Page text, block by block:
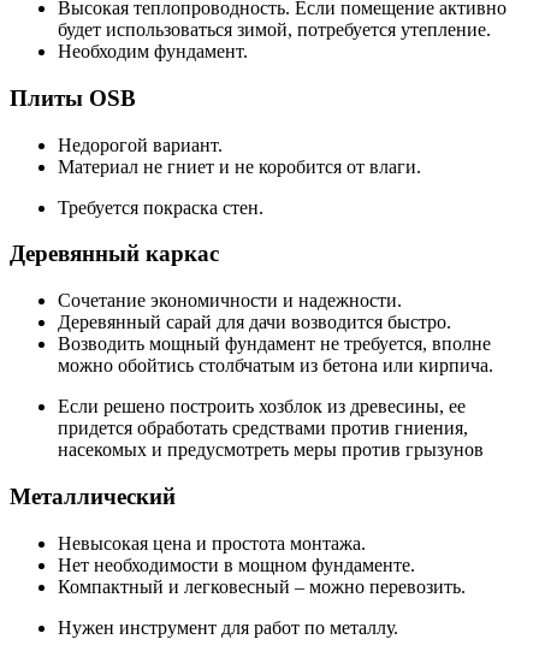
Высокая теплопроводность. Если помещение активно
будет использоваться зимой, потребуется утепление.
Необходим фундамент.
Плиты OSB
Недорогой вариант.
Материал не гниет и не коробится от влаги.
Требуется покраска стен.
Деревянный каркас
Сочетание экономичности и надежности.
Деревянный сарай для дачи возводится быстро.
Возводить мощный фундамент не требуется, вполне
можно обойтись столбчатым из бетона или кирпича.
Если решено построить хозблок из древесины, ее
придется обработать средствами против гниения,
насекомых и предусмотреть меры против грызунов
Металлический
Невысокая цена и простота монтажа.
Нет необходимости в мощном фундаменте.
Компактный и легковесный – можно перевозить.
Нужен инструмент для работ по металлу.